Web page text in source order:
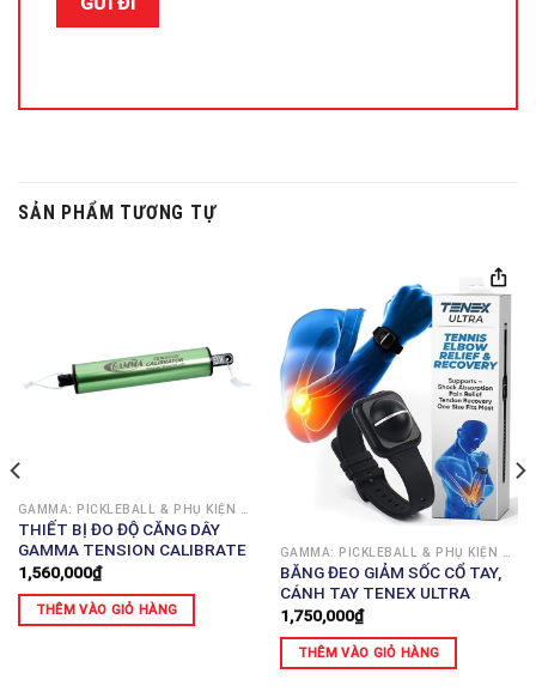
SẢN PHẨM TƯƠNG TỰ
THIẾT BỊ ĐO ĐỘ CĂNG DÂY
GAMMA TENSION CALIBRATE
1,560,000₫
THÊM VÀO GIỎ HÀNG
BĂNG ĐEO GIẢM SỐC CỔ TAY,
CÁNH TAY TENEX ULTRA
1,750,000₫
THÊM VÀO GIỎ HÀNG